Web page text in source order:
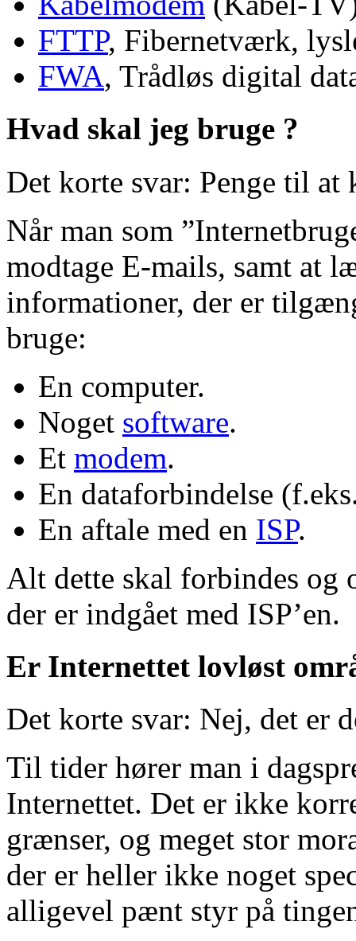
FTTP, Fibernetværk,
FWA, Trådløs digital
Hvad skal jeg bruge ?
Det korte svar: Penge til at
Når man som
modtage E-mails, samt at
informationer, der er
bruge:
En computer.
Noget software.
Et modem.
En dataforbindelse
En aftale med en ISP.
Alt dette skal forbindes og
der er indgået med ISP’en.
Er Internettet lovløst
Det korte svar: Nej, det er
Til tider hører man i
Internettet. Det er ikke
grænser, og meget stor
der er heller ikke noget
alligevel pænt styr på